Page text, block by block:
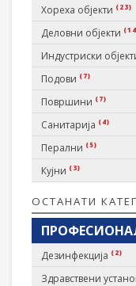
Хореха објекти (23)
Деловни објекти
Индустриски
Подови (7)
Површини (7)
Санитарија (4)
Перални (5)
Кујни (3)
ОСТАНАТИ
Дезинфекција (2)
Здравствени